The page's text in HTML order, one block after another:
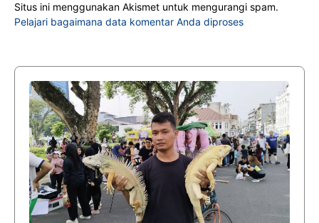
Situs ini menggunakan Akismet untuk mengurangi spam.
Pelajari bagaimana data komentar Anda diproses